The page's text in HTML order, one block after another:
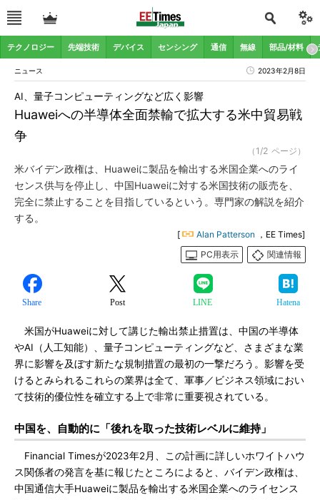
テクノロジー 先端技術 デバイス センシング 通信 無線 部品/材料
ニュース 2023年2月8日
Huaweiへの半導体全面禁輸で拡大する米中貿易戦
争
AI、量子コンピューティングなど広く影響
（1/2 ページ）
米バイデン政権は、Huaweiに製品を輸出する米国企業へのライ
センス供与を停止し、中国Huaweiに対する米国技術の販売を、
完全に禁止することを目指しているという。専門家の解説を紹介
する。
[ Alan Patterson ，EE Times]
PC用表示
関連情報
Share Post LINE Hatena
米国がHuaweiに対して講じた輸出禁止措置は、中国の半導体
やAI（人工知能）、量子コンピューティングなど、さまざまな業
界に影響を及ぼす新たな規制措置の最初の一撃だろう。影響を受
けるとみられるこれらの業界は全て、軍事／ビジネス領域におい
て技術的優位性を確立する上で非常に重要視されている。
中国を、自動的に「後れを取った技術レベルに維持」
Financial Timesが2023年2月、この計画に詳しいホワイトハウ
ス関係者の発言を基に報じたところによると、バイデン政権は、
中国通信大手Huaweiに製品を輸出する米国企業へのライセンス